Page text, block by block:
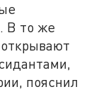
В то же
пояснил